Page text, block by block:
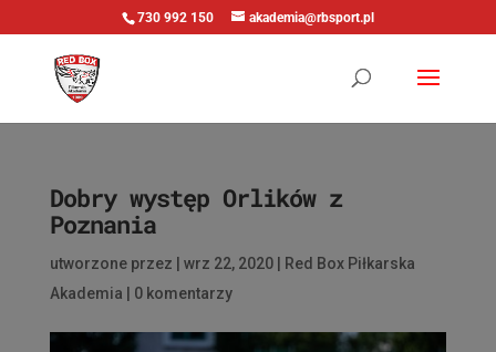
730 992 150 akademia@rbsport.pl
Dobry występ Orlików z
Poznania
utworzone przez wrz 22, 2020|
Red Box Piłkarska
Akademia
0 komentarzy